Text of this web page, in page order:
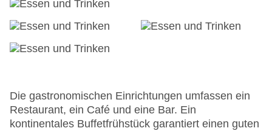
Die gastronomischen Einrichtungen umfassen ein
Restaurant, ein Café und eine Bar. Ein
kontinentales Buffetfrühstück garantiert einen guten